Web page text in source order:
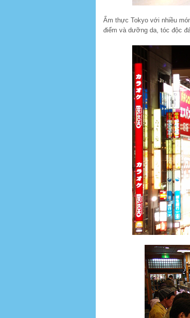
Ẩm thực Tokyo với nhiều
điểm và dưỡng da, tóc độc